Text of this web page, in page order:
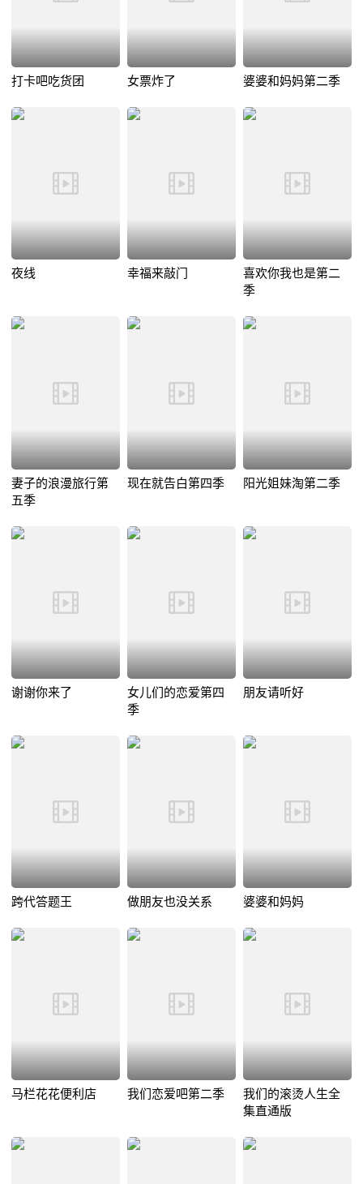
打卡吧吃货团 女票炸了 婆婆和妈妈第二季
夜线 幸福来敲门
喜欢你我也是第二
季
妻子的浪漫旅行第
五季
现在就告白第四季 阳光姐妹淘第二季
谢谢你来了
女儿们的恋爱第四
季
朋友请听好
跨代答题王 做朋友也没关系 婆婆和妈妈
马栏花花便利店 我们恋爱吧第二季
我们的滚烫人生全
集直通版